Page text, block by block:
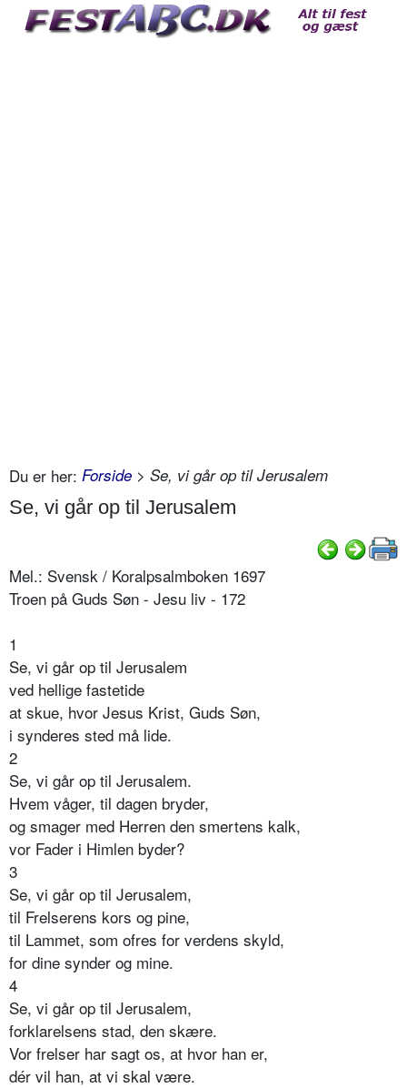
Du er her: Forside > Se, vi går op til Jerusalem
Se, vi går op til Jerusalem
Mel.: Svensk / Koralpsalmboken 1697
Troen på Guds Søn - Jesu liv - 172
1
Se, vi går op til Jerusalem
ved hellige fastetide
at skue, hvor Jesus Krist, Guds Søn,
i synderes sted må lide.
2
Se, vi går op til Jerusalem.
Hvem våger, til dagen bryder,
og smager med Herren den smertens kalk,
vor Fader i Himlen byder?
3
Se, vi går op til Jerusalem,
til Frelserens kors og pine,
til Lammet, som ofres for verdens skyld,
for dine synder og mine.
4
Se, vi går op til Jerusalem,
forklarelsens stad, den skære.
Vor frelser har sagt os, at hvor han er,
dér vil han, at vi skal være.